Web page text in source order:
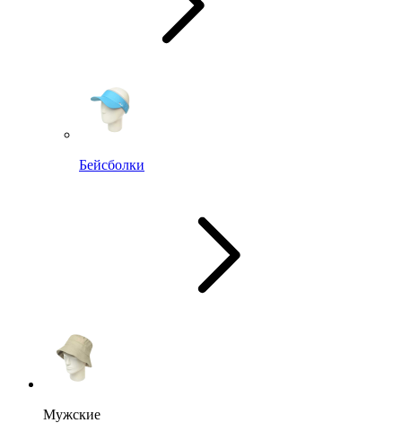
Бейсболки
Мужские